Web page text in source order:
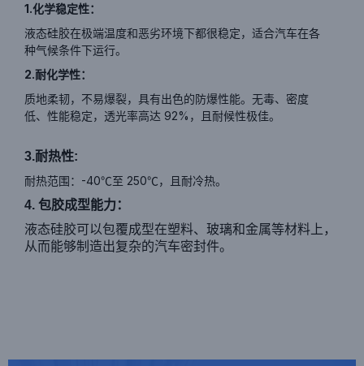
1.化学稳定性：
液态硅胶在极端温度和恶劣环境下都很稳定，适合汽车在各
种气候条件下运行。
2.耐化学性：
质地柔韧，不易爆裂，具有出色的防爆性能。无毒、密度
低、性能稳定，透光率高达 92%，且耐候性极佳。
3.耐热性:
耐热范围：-40℃至 250℃，且耐冷热。
4. 包胶成型能力：
液态硅胶可以包覆成型在塑料、玻璃和金属等材料上，
从而能够制造出复杂的汽车密封件。